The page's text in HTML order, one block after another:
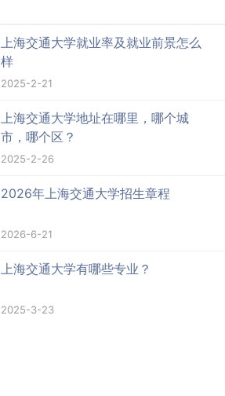
上海交通大学就业率及就业前景怎么
样
2025-2-21
上海交通大学地址在哪里，哪个城
市，哪个区？
2025-2-26
2026年上海交通大学招生章程
2026-6-21
上海交通大学有哪些专业？
2025-3-23